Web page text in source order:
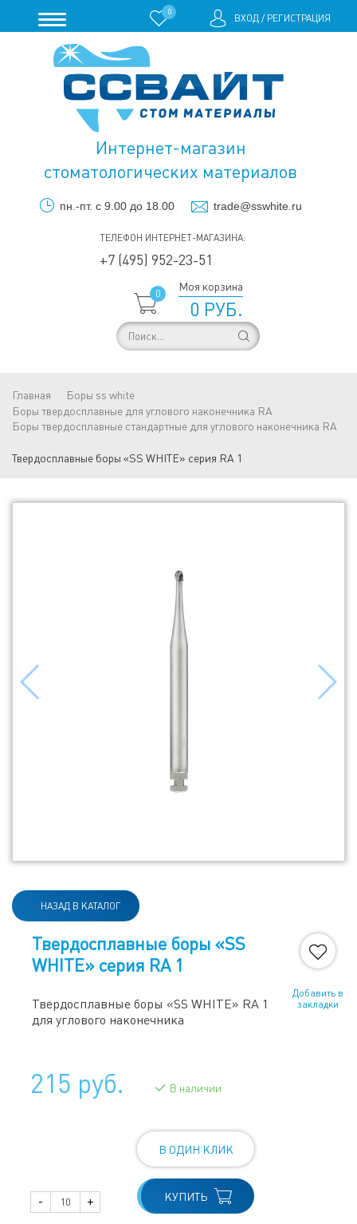
0
ВХОД/ РЕГИСТРАЦИЯ
Интернет-магазин
стоматологических материалов
пн.-пт. с 9.00 до 18.00 trade@sswhite.ru
ТЕЛЕФОН ИНТЕРНЕТ-МАГАЗИНА:
+7 (495) 952-23-51
0
Моя корзина
0 РУБ.
Главная
Боры ss white
Боры твердосплавные для углового наконечника RA
Боры твердосплавные стандартные для углового наконечника RA
Твердосплавные боры «SS WHITE» серия RA 1
НАЗАД В КАТАЛОГ
Твердосплавные боры «SS
WHITE» серия RA 1
Твердосплавные боры «SS WHITE» RA 1
для углового наконечника
Добавить в
закладки
215 руб. В наличии
- +
В ОДИН КЛИК
КУПИТЬ